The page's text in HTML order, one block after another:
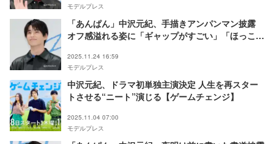
モデルプレス
「あんぱん」中沢元紀、手描きアンパンマン披露
オフ感溢れる姿に「ギャップがすごい」「ほっこり
2025.11.24 16:59
モデルプレス
中沢元紀、ドラマ初単独主演決定 人生を再スター
トさせる“ニート”演じる【ゲームチェンジ】
2025.11.04 07:00
モデルプレス